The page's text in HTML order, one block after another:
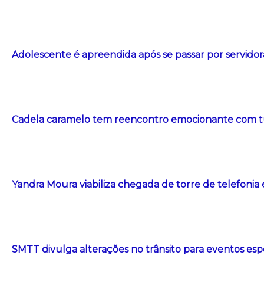
Adolescente é apreendida após se passar por
Cadela caramelo tem reencontro emocionante com
Yandra Moura viabiliza chegada de torre de telefonia
SMTT divulga alterações no trânsito para eventos